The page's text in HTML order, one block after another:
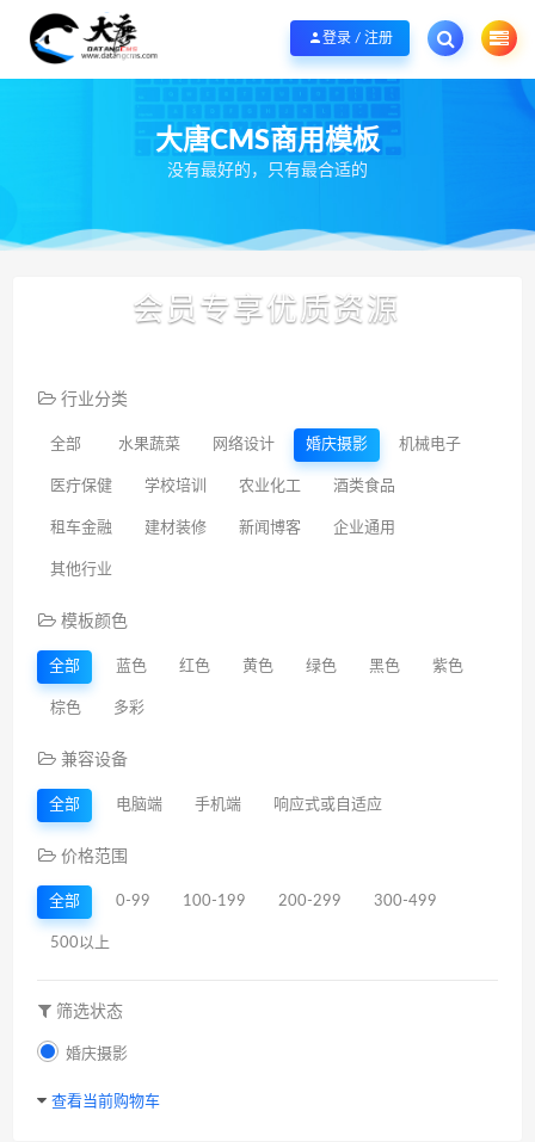
欢迎您光临大唐CMS网，本站秉承服务宗旨 履行“站长”责任，销售只是起点 服
登录 / 注册
大唐CMS商用模板
没有最好的，只有最合适的
会员专享优质资源
行业分类
全部 水果蔬菜 网络设计 婚庆摄影 机械电子
医疔保健 学校培训 农业化工 酒类食品
租车金融 建材装修 新闻博客 企业通用
其他行业
模板颜色
全部 蓝色 红色 黄色 绿色 黑色 紫色
棕色 多彩
兼容设备
全部 电脑端 手机端 响应式或自适应
价格范围
全部 0-99 100-199 200-299 300-499
500以上
筛选状态
婚庆摄影
查看当前购物车